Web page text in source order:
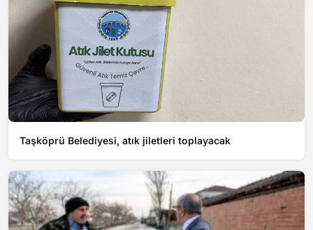
Taşköprü Belediyesi, atık jiletleri toplayacak